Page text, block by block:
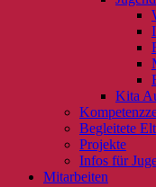
Kita
Begleitete
Projekte
Infos für
Mitarbeiten